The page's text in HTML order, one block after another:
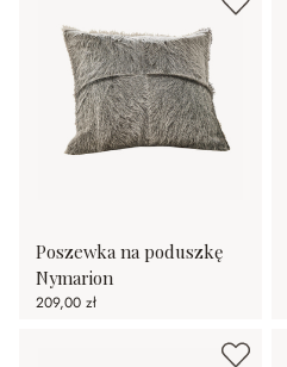
Poszewka na poduszkę
Nymarion
209,00 zł